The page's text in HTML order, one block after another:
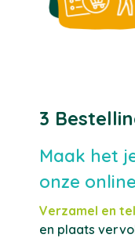
3
Maak het
onze
Verzamel en
en plaats